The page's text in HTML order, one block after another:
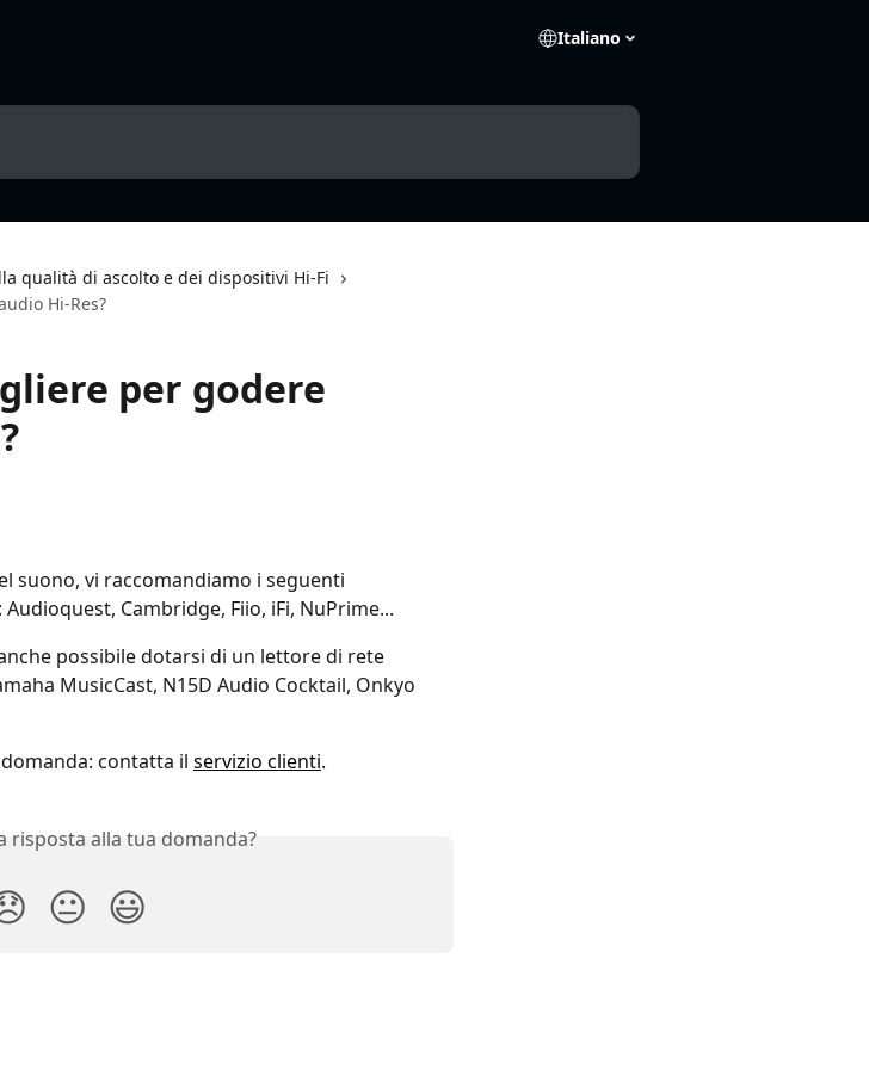
Italiano
qualità di ascolto e dei dispositivi Hi-Fi
Hi-Res?
per godere
suono, vi raccomandiamo i seguenti
Cambridge, Fiio, iFi, NuPrime...
possibile dotarsi di un lettore di rete
MusicCast, N15D Audio Cocktail, Onkyo
contatta il servizio clienti.
risposta alla tua domanda?
😐 😃